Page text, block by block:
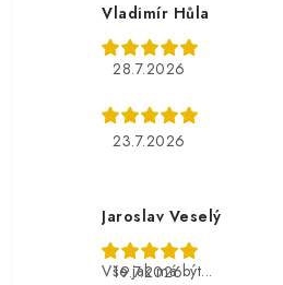
Vladimír Hůla
28.7.2026
23.7.2026
Jaroslav Veselý
19.7.2026
Vše jak má být...